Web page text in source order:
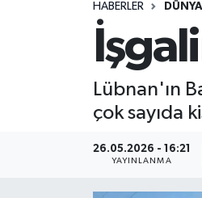
HABERLER DÜNYA
Lübnan'ın
çok sayıda
26.05.2026 - 16:21
YAYINLANMA
Resmi İlanlar
Si̇yaset
Süper Lig Puan Durumu
Tüm Manşetler
Son Dakika Haberleri
Haber Arşivi